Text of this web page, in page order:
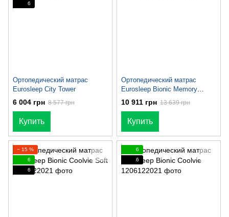
6
Ортопедический матрас
Eurosleep City Tower
6 004 грн 8 577 грн
Купить
Ортопедический матрас
Eurosleep Bionic Memory
Cocos
10 911 грн 13 639 грн
Купить
− 15 %
6
6
6
6